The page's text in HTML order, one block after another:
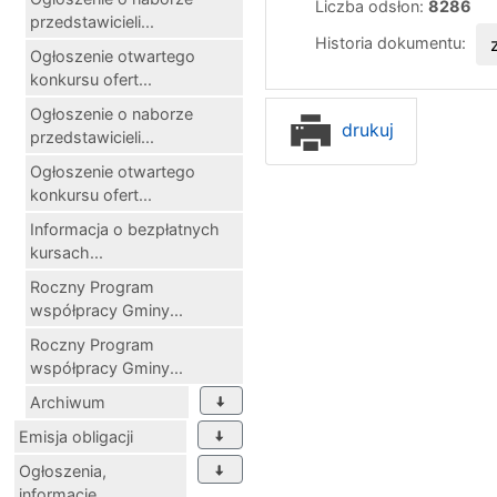
przedstawicieli...
Ogłoszenie otwartego
konkursu ofert...
Ogłoszenie o naborze
przedstawicieli...
Ogłoszenie otwartego
konkursu ofert...
Informacja o bezpłatnych
kursach...
Roczny Program
współpracy Gminy...
Roczny Program
współpracy Gminy...
Archiwum
Emisja obligacji
Ogłoszenia,
Liczba odsłon: 8286
Historia dokumentu:
drukuj